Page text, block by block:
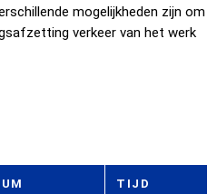
mogelijkheden zijn om
verkeer van het werk
TIJD